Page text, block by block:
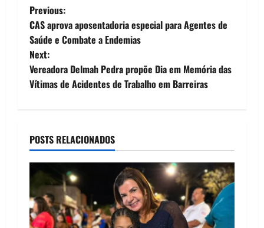
P
o
s
t
a
v
i
g
Previous:
CAS aprova aposentadoria especial para Agentes de
Saúde e Combate a Endemias
Next:
Vereadora Delmah Pedra propõe Dia em Memória das
Vítimas de Acidentes de Trabalho em Barreiras
POSTS RELACIONADOS